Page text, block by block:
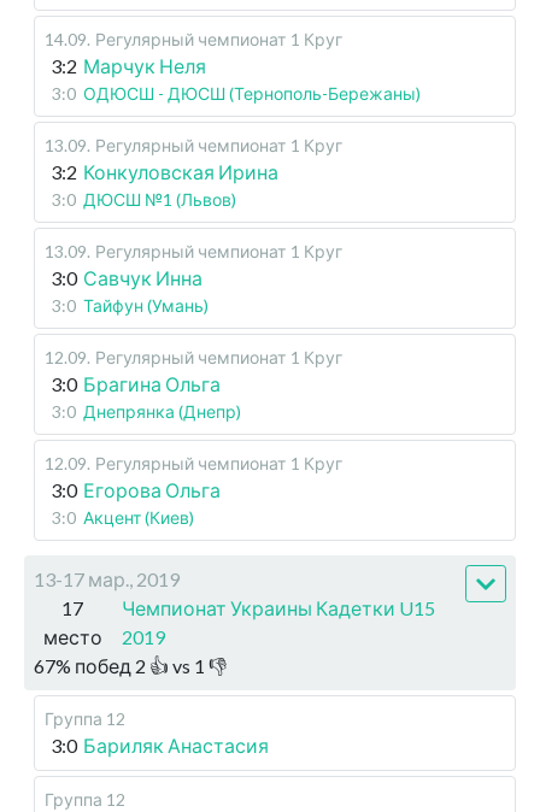
14.09. Регулярный чемпионат 1 Круг
3:2 Марчук Неля
3:0 ОДЮСШ - ДЮСШ (Тернополь-Бережаны)
13.09. Регулярный чемпионат 1 Круг
3:2 Конкуловская Ирина
3:0 ДЮСШ №1 (Львов)
13.09. Регулярный чемпионат 1 Круг
3:0 Савчук Инна
3:0 Тайфун (Умань)
12.09. Регулярный чемпионат 1 Круг
3:0 Брагина Ольга
3:0 Днепрянка (Днепр)
12.09. Регулярный чемпионат 1 Круг
3:0 Егорова Ольга
3:0 Акцент (Киев)
13-17 мар., 2019
17
место
Чемпионат Украины Кадетки U15
2019
67% побед 2 👍 vs 1 👎
Группа 12
3:0 Бариляк Анастасия
Группа 12